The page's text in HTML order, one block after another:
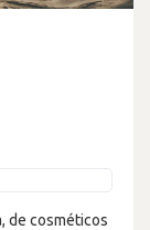
de cosméticos